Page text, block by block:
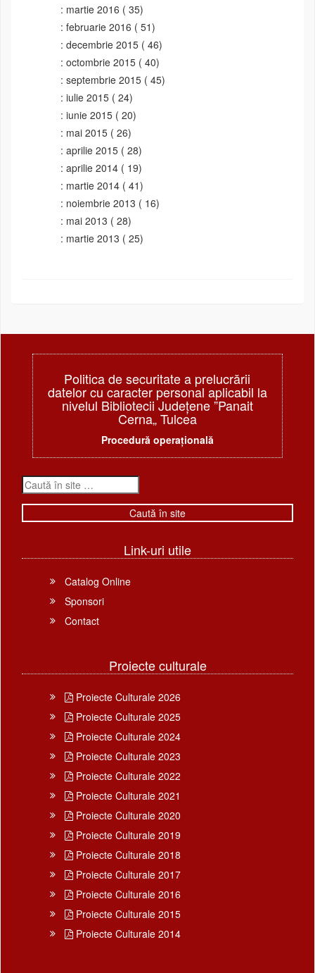
martie 2016 ( 35)
februarie 2016 ( 51)
decembrie 2015 ( 46)
octombrie 2015 ( 40)
septembrie 2015 ( 45)
iulie 2015 ( 24)
iunie 2015 ( 20)
mai 2015 ( 26)
aprilie 2015 ( 28)
aprilie 2014 ( 19)
martie 2014 ( 41)
noiembrie 2013 ( 16)
mai 2013 ( 28)
martie 2013 ( 25)
Politica de securitate a prelucrării
datelor cu caracter personal aplicabil la
nivelul Bibliotecii Judeţene ”Panait
Cerna„ Tulcea
Procedură operațională
Link-uri utile
Catalog Online
Sponsori
Contact
Proiecte culturale
Proiecte Culturale 2026
Proiecte Culturale 2025
Proiecte Culturale 2024
Proiecte Culturale 2023
Proiecte Culturale 2022
Proiecte Culturale 2021
Proiecte Culturale 2020
Proiecte Culturale 2019
Proiecte Culturale 2018
Proiecte Culturale 2017
Proiecte Culturale 2016
Proiecte Culturale 2015
Proiecte Culturale 2014